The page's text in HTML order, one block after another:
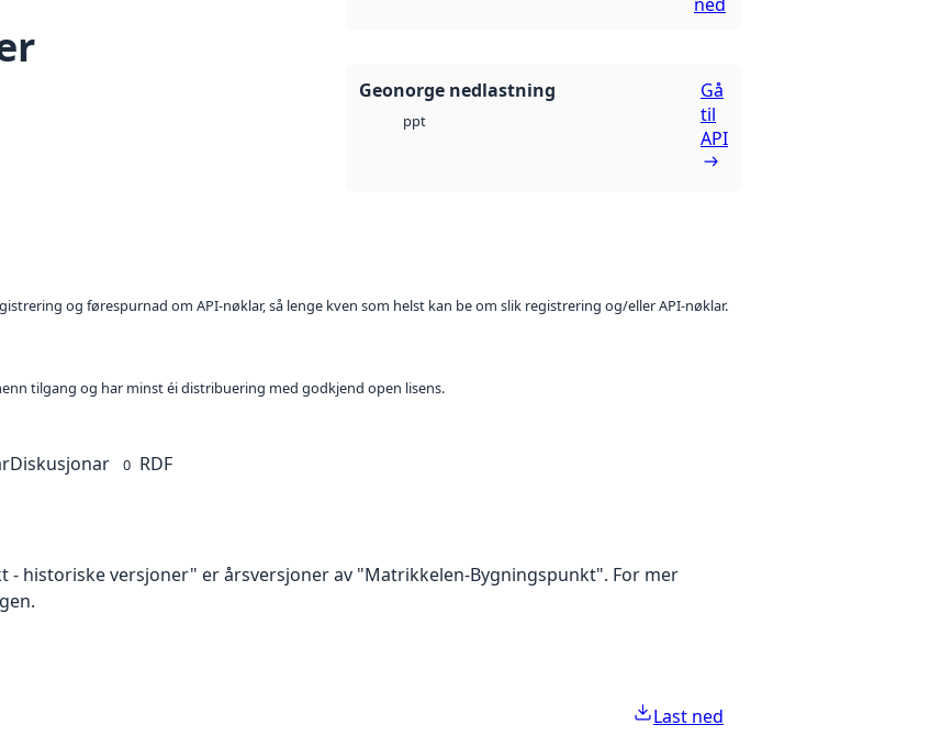
Geonorge nedlastning
ppt
Gå
til
API
og førespurnad om API-nøklar, så lenge kven som helst kan be om slik registrering og/eller API-nøklar.
tilgang og har minst éi distribuering med godkjend open lisens.
Diskusjonar 0 RDF
historiske versjoner" er årsversjoner av "Matrikkelen-Bygningspunkt". For mer
Last ned